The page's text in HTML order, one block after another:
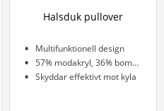
Halsduk pullover
Multifunktionell design
57% modakryl, 36% bomull, 7% elastan
Skyddar effektivt mot kyla